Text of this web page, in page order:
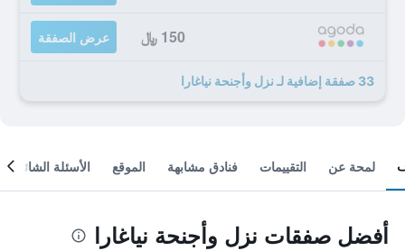
150 ﷼ عرض الصفقة
33 صفقة إضافية لـ نزل وأجنحة نياغارا
لمحة عن التقييمات فنادق مشابهة الموقع الأسئلة الشائعة
أفضل صفقات نزل وأجنحة نياغارا